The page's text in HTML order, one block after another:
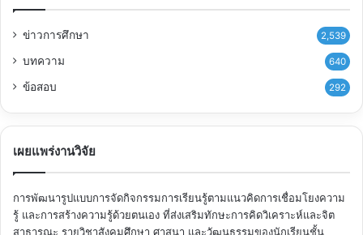
ข่าวการศึกษา 2,539
บทความ 640
ข้อสอบ 292
เผยแพร่งานวิจัย
การพัฒนารูปแบบการจัดกิจกรรมการเรียนรู้ตามแนวคิดการเชื่อมโยงความ
รู้ และการสร้างความรู้ด้วยตนเอง ที่ส่งเสริมทักษะการคิดวิเคราะห์และจิต
สาธารณะ รายวิชาสังคมศึกษา ศาสนา และวัฒนธรรมของนักเรียนชั้น